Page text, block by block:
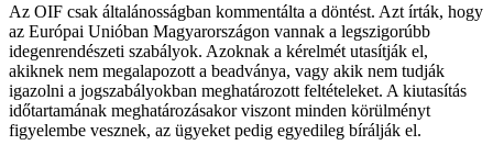
Az OIF csak általánosságban kommentálta a döntést. Azt írták, hogy
az Európai Unióban Magyarországon vannak a legszigorúbb
idegenrendészeti szabályok. Azoknak a kérelmét utasítják el,
akiknek nem megalapozott a beadványa, vagy akik nem tudják
igazolni a jogszabályokban meghatározott feltételeket. A kiutasítás
időtartamának meghatározásakor viszont minden körülményt
figyelembe vesznek, az ügyeket pedig egyedileg bírálják el.